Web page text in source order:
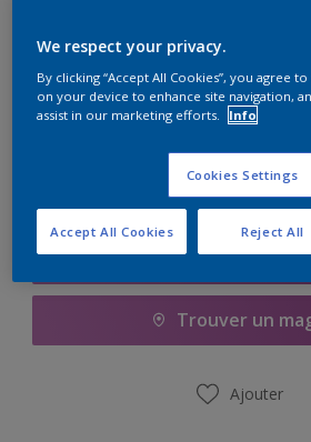
Quantité Calculateur de
Ajouter à la liste
Trouver un
Ajouter
We respect your privacy.
By clicking “Accept All Cookies”, you agree
on your device to enhance site navigation,
assist in our marketing efforts.
Info
Cookies Settings
Reject All
Accept All Cookies